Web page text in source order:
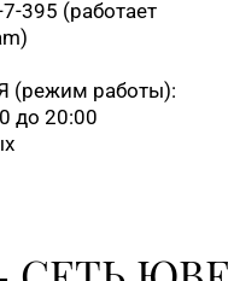
395 (работает
(режим работы):
до 20:00